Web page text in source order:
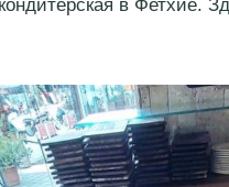
в Фетхие.